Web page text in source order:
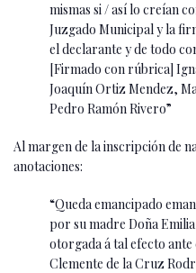
mismas si / así lo creían
Juzgado Municipal y la
el declarante y de todo
[Firmado con rúbrica]
Joaquín Ortiz Mendez,
Pedro Ramón Rivero”
Al margen de la inscripción de
anotaciones:
“Queda emancipado
por su madre Doña
otorgada á tal efecto
Clemente de la Cruz